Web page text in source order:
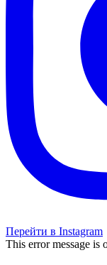
Перейти в Instagram
This error message is